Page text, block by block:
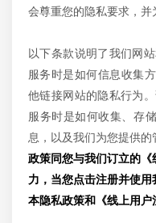
会尊重您的隐私要求，并
以下条款说明了我们网
服务时是如何信息收集
他链接网站的隐私行为
服务时是如何收集、存
息，以及我们为您提供的
政策同您与我们订立的
力，当您点击注册并使
本隐私政策和《线上用户